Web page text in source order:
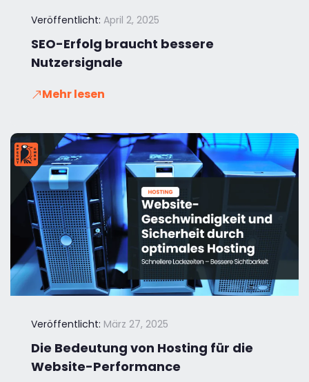
Veröffentlicht: April 2, 2025
SEO-Erfolg braucht bessere
Nutzersignale
Mehr lesen
Veröffentlicht: März 27, 2025
Die Bedeutung von Hosting für die
Website-Performance